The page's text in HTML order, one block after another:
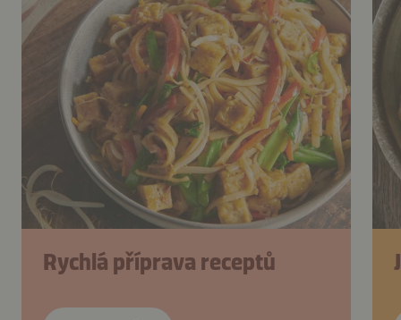
Rychlá příprava receptů